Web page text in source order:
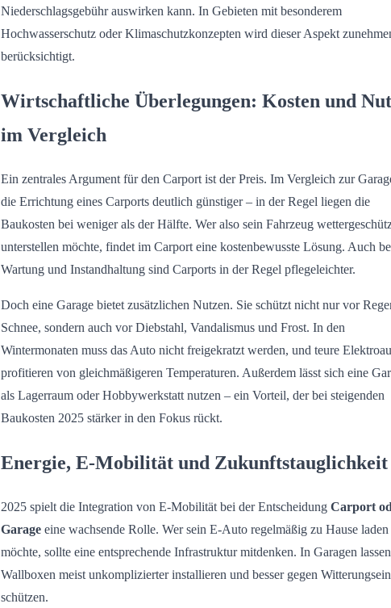
Niederschlagsgebühr auswirken kann. In Gebieten mit besonderem
Hochwasserschutz oder Klimaschutzkonzepten wird dieser Aspekt
berücksichtigt.
Wirtschaftliche Überlegungen: Kosten und
im Vergleich
Ein zentrales Argument für den Carport ist der Preis. Im Vergleich zur
die Errichtung eines Carports deutlich günstiger – in der Regel liegen die
Baukosten bei weniger als der Hälfte. Wer also sein Fahrzeug
unterstellen möchte, findet im Carport eine kostenbewusste Lösung. Auch
Wartung und Instandhaltung sind Carports in der Regel pflegeleichter.
Doch eine Garage bietet zusätzlichen Nutzen. Sie schützt nicht nur vor
Schnee, sondern auch vor Diebstahl, Vandalismus und Frost. In den
Wintermonaten muss das Auto nicht freigekratzt werden, und teure
profitieren von gleichmäßigeren Temperaturen. Außerdem lässt sich eine
als Lagerraum oder Hobbywerkstatt nutzen – ein Vorteil, der bei steigenden
Baukosten 2025 stärker in den Fokus rückt.
Energie, E-Mobilität und Zukunftstauglichkeit
2025 spielt die Integration von E-Mobilität bei der Entscheidung Carport
Garage eine wachsende Rolle. Wer sein E-Auto regelmäßig zu Hause laden
möchte, sollte eine entsprechende Infrastruktur mitdenken. In Garagen
Wallboxen meist unkomplizierter installieren und besser gegen
schützen.